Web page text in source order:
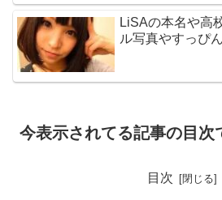
LiSAの本名や高
ル写真やすっぴ
今表示されてる記事の目次
目次